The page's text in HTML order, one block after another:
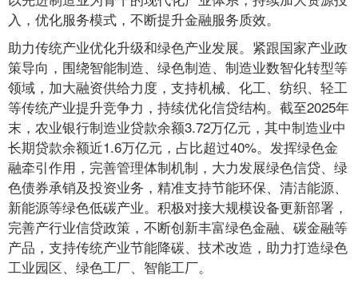
入，优化服务模式，不断提升金融服务质效。
助力传统产业优化升级和绿色产业发展。紧跟国家产业政
策导向，围绕智能制造、绿色制造、制造业数智化转型等
领域，加大融资供给力度，支持机械、化工、纺织、轻工
等传统产业提升竞争力，持续优化信贷结构。截至2025年
末，农业银行制造业贷款余额3.72万亿元，其中制造业中
长期贷款余额近1.6万亿元，占比超过40%。发挥绿色金
融牵引作用，完善管理体制机制，大力发展绿色信贷、绿
色债券承销及投资业务，精准支持节能环保、清洁能源、
新能源等绿色低碳产业。积极对接大规模设备更新部署，
完善产行业信贷政策，不断创新丰富绿色金融、碳金融等
产品，支持传统产业节能降碳、技术改造，助力打造绿色
工业园区、绿色工厂、智能工厂。